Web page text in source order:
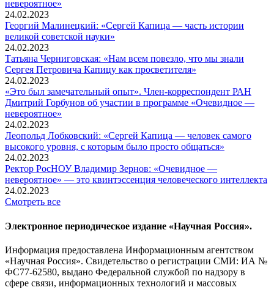
невероятное»
24.02.2023
Георгий Малинецкий: «Сергей Капица — часть истории
великой советской науки»
24.02.2023
Татьяна Черниговская: «Нам всем повезло, что мы знали
Сергея Петровича Капицу как просветителя»
24.02.2023
«Это был замечательный опыт». Член-корреспондент РАН
Дмитрий Горбунов об участии в программе «Очевидное —
невероятное»
24.02.2023
Леопольд Лобковский: «Сергей Капица — человек самого
высокого уровня, с которым было просто общаться»
24.02.2023
Ректор РосНОУ Владимир Зернов: «Очевидное —
невероятное» — это квинтэссенция человеческого интеллекта
24.02.2023
Смотреть все
Электронное периодическое издание «Научная Россия».
Информация предоставлена Информационным агентством
«Научная Россия». Свидетельство о регистрации СМИ: ИА №
ФС77-62580, выдано Федеральной службой по надзору в
сфере связи, информационных технологий и массовых